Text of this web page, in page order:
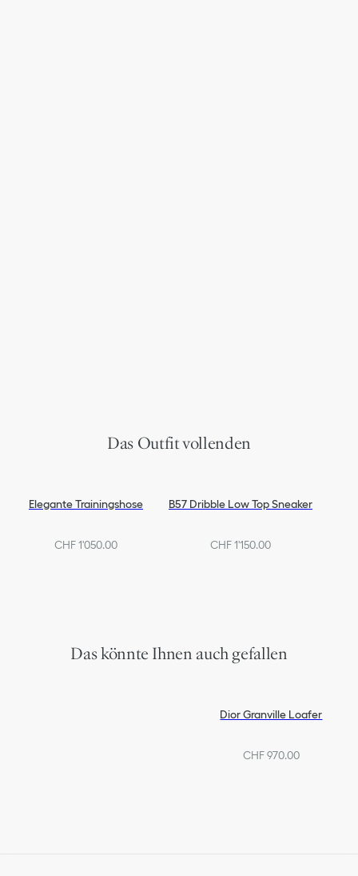
Das Outfit vollenden
Elegante Trainingshose
CHF 1'050.00
B57 Dribble Low Top Sneaker
CHF 1'150.00
Das könnte Ihnen auch gefallen
Dior Granville Loafer
CHF 970.00